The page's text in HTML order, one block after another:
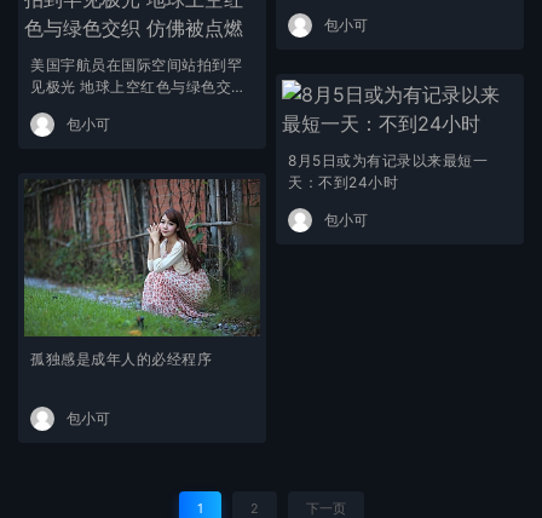
美国宇航员在国际空间站拍到罕
见极光 地球上空红色与绿色交织
仿佛被点燃
包小可
包小可
孤独感是成年人的必经程序
包小可
8月5日或为有记录以来最短一
天：不到24小时
包小可
1 2 下一页